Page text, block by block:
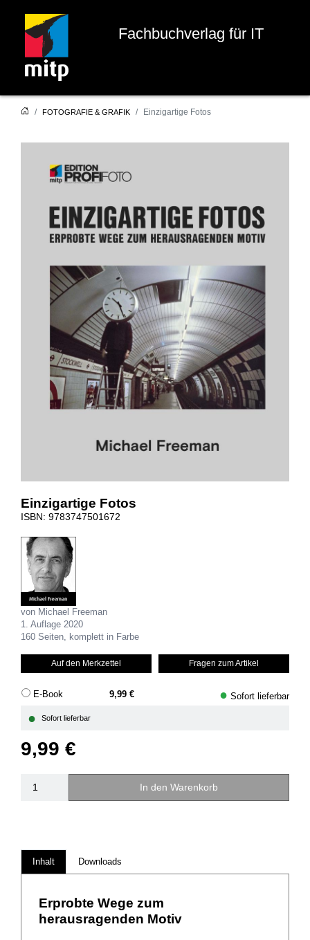
Fachbuchverlag für IT
FOTOGRAFIE & GRAFIK Einzigartige Fotos
Einzigartige Fotos
ISBN: 9783747501672
von Michael Freeman
1. Auflage 2020
160 Seiten, komplett in Farbe
Auf den Merkzettel Fragen zum Artikel
E-Book 9,99 € ● Sofort lieferbar
● Sofort lieferbar
9,99 €
In den Warenkorb
Inhalt Downloads
Erprobte Wege zum
herausragenden Motiv